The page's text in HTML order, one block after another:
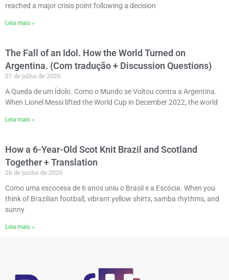
reached a major crisis point following a decision
Leia mais »
The Fall of an Idol. How the World Turned on
Argentina. (Com tradução + Discussion Questions)
27 de julho de 2026
A Queda de um Ídolo. Como o Mundo se Voltou contra a Argentina.
When Lionel Messi lifted the World Cup in December 2022, the world
Leia mais »
How a 6-Year-Old Scot Knit Brazil and Scotland
Together + Translation
26 de junho de 2026
Como uma escocesa de 6 anos uniu o Brasil e a Escócia. When you
think of Brazilian football, vibrant yellow shirts, samba rhythms, and
sunny
Leia mais »